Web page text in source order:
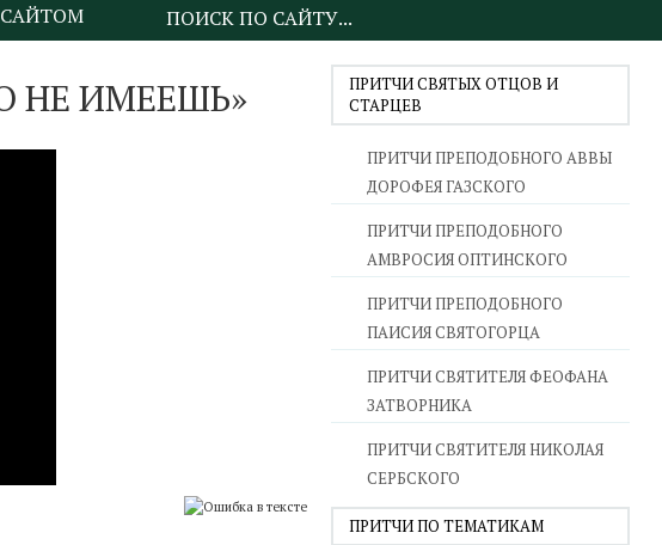
НЕ ИМЕЕШЬ»
ПРИТЧИ СВЯТЫХ ОТЦОВ И
СТАРЦЕВ
ПРИТЧИ ПРЕПОДОБНОГО АВВЫ
ДОРОФЕЯ ГАЗСКОГО
ПРИТЧИ ПРЕПОДОБНОГО
АМВРОСИЯ ОПТИНСКОГО
ПРИТЧИ ПРЕПОДОБНОГО
ПАИСИЯ СВЯТОГОРЦА
ПРИТЧИ СВЯТИТЕЛЯ ФЕОФАНА
ЗАТВОРНИКА
ПРИТЧИ СВЯТИТЕЛЯ НИКОЛАЯ
СЕРБСКОГО
ПРИТЧИ ПО ТЕМАТИКАМ